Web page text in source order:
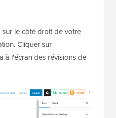
le côté droit de votre
Cliquer sur
à l'écran des révisions de